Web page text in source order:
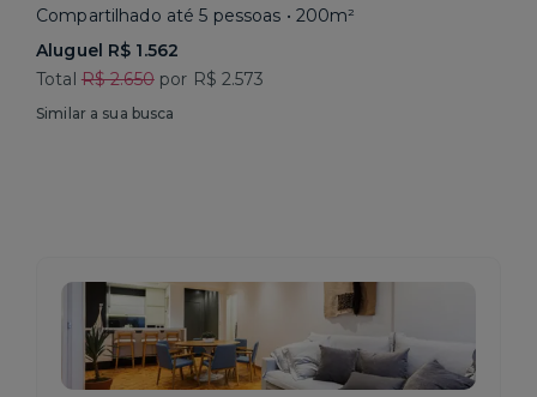
Compartilhado até 5 pessoas • 200m²
Aluguel R$ 1.562
Total R$ 2.650por R$ 2.573
Similar a sua busca